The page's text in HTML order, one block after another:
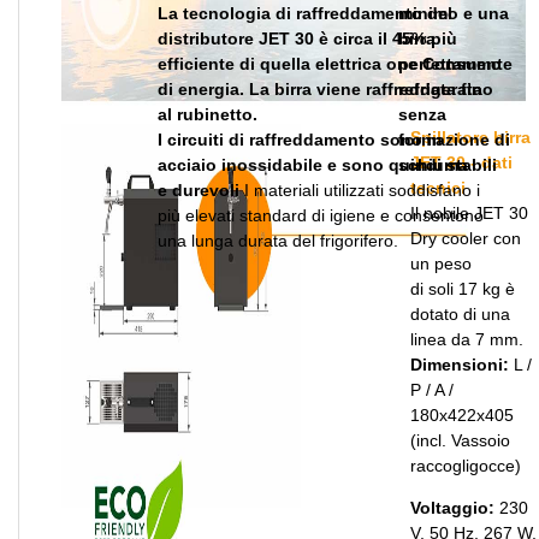
Spillatore birra
JET 30 - dati
tecnici
Il nobile JET 30
Dry cooler con
un peso
di soli 17 kg è
dotato di una
linea da 7 mm.
Dimensioni: L /
P / A /
180х422х405
(incl. Vassoio
raccogligocce)
Voltaggio: 230
V, 50 Hz, 267 W,
La tecnologia di raffreddamento del
distributore JET 30 è circa il 45% più
efficiente di quella elettrica one Consumo
di energia. La birra viene raffreddata fino
al rubinetto.
I circuiti di raffreddamento sono in
acciaio inossidabile e sono quindi stabili
e durevoliI materiali utilizzati soddisfano i
più elevati standard di igiene e consentono
una lunga durata del frigorifero.
minimo e una
birra
perfettamente
refrigerata
senza
formazione di
schiuma